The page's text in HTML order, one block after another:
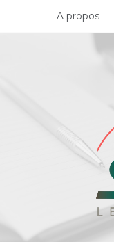
A propos